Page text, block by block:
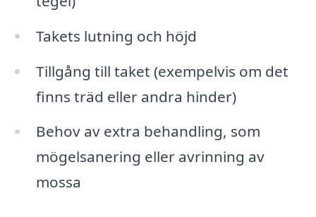
Takets lutning och höjd
Tillgång till taket (exempelvis om det
finns träd eller andra hinder)
Behov av extra behandling, som
mögelsanering eller avrinning av
mossa